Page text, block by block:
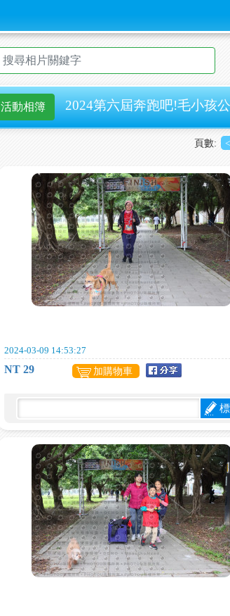
活動相簿 2024第六屆奔跑吧!毛小孩
頁數: <
2024-03-09 14:53:27
NT 29 加購物車